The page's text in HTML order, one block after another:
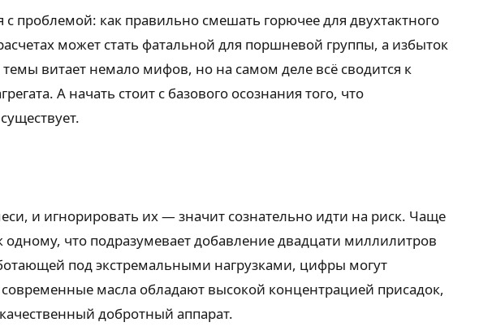
проблемой: как правильно смешать горючее для двухтактного
может стать фатальной для поршневой группы, а избыток
витает немало мифов, но на самом деле всё сводится к
А начать стоит с базового осознания того, что
и игнорировать их — значит сознательно идти на риск. Чаще
одному, что подразумевает добавление двадцати миллилитров
под экстремальными нагрузками, цифры могут
масла обладают высокой концентрацией присадок,
добротный аппарат.